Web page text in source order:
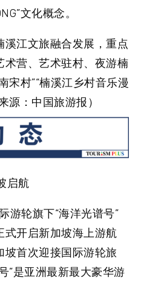
文化概念。
江文旅融合发展，重点
术营、艺术驻村、夜游楠
宋村”“楠溪江乡村音乐漫
源：中国旅游报）
启航
游轮旗下“海洋光谱号”
式开启新加坡海上游航
首次迎接国际游轮旅
”是亚洲最新最大豪华游